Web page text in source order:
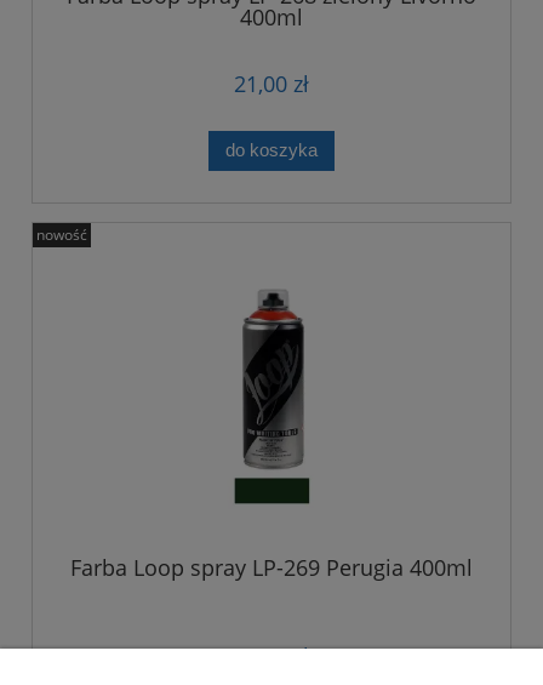
400ml
21,00 zł
do koszyka
Farba Loop spray LP-269 Perugia 400ml
21,00 zł
nowość